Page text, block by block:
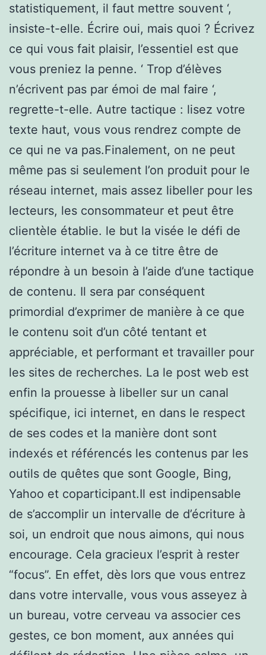
statistiquement, il faut mettre souvent ‘,
insiste-t-elle. Écrire oui, mais quoi ? Écrivez
ce qui vous fait plaisir, l’essentiel est que
vous preniez la penne. ‘ Trop d’élèves
n’écrivent pas par émoi de mal faire ‘,
regrette-t-elle. Autre tactique : lisez votre
texte haut, vous vous rendrez compte de
ce qui ne va pas.Finalement, on ne peut
même pas si seulement l’on produit pour le
réseau internet, mais assez libeller pour les
lecteurs, les consommateur et peut être
clientèle établie. le but la visée le défi de
l’écriture internet va à ce titre être de
répondre à un besoin à l’aide d’une tactique
de contenu. Il sera par conséquent
primordial d’exprimer de manière à ce que
le contenu soit d’un côté tentant et
appréciable, et performant et travailler pour
les sites de recherches. La le post web est
enfin la prouesse à libeller sur un canal
spécifique, ici internet, en dans le respect
de ses codes et la manière dont sont
indexés et référencés les contenus par les
outils de quêtes que sont Google, Bing,
Yahoo et coparticipant.Il est indipensable
de s’accomplir un intervalle de d’écriture à
soi, un endroit que nous aimons, qui nous
encourage. Cela gracieux l’esprit à rester
“focus”. En effet, dès lors que vous entrez
dans votre intervalle, vous vous asseyez à
un bureau, votre cerveau va associer ces
gestes, ce bon moment, aux années qui